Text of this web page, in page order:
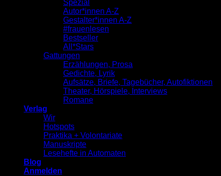
Spezial
Autor*innen A-Z
Gestalter*innen A-Z
#frauenlesen
Bestseller
All*Stars
Gattungen
Erzählungen, Prosa
Gedichte, Lyrik
Aufsätze, Briefe, Tagebücher, Autofiktionen
Theater, Hörspiele, Interviews
Romane
Verlag
Wir
Hotspots
Praktika + Volontariate
Manuskripte
Lesehefte in Automaten
Blog
Anmelden